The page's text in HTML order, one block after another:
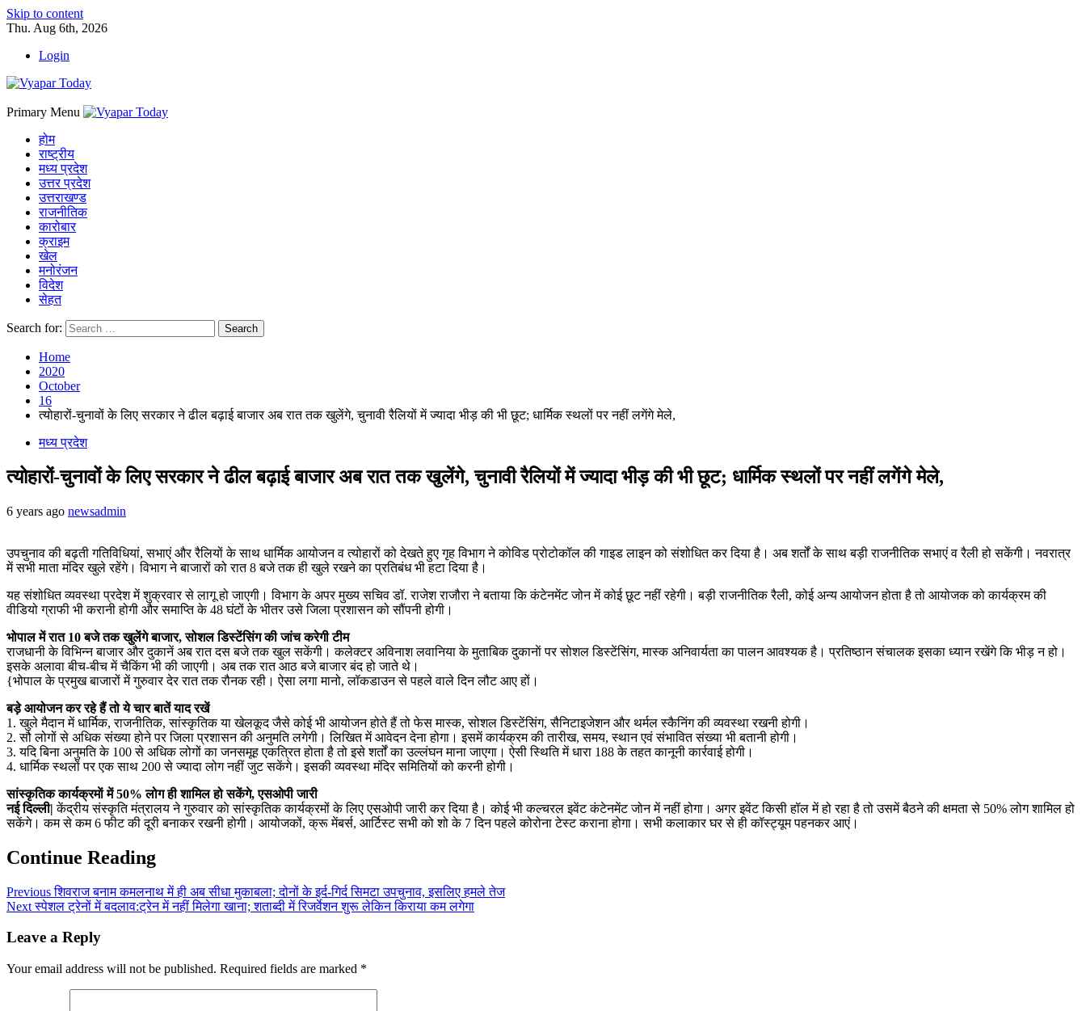
Skip to content
Thu. Aug 6th, 2026
Login
Primary Menu
होम
राष्ट्रीय
मध्य प्रदेश
उत्तर प्रदेश
उत्तराखण्ड
राजनीतिक
कारोबार
क्राइम
खेल
मनोरंजन
विदेश
सेहत
Search for:
Home
2020
October
16
त्योहारों-चुनावों के लिए सरकार ने ढील बढ़ाई बाजार अब रात तक खुलेंगे, चुनावी रैलियों में ज्यादा भीड़ की भी छूट; धार्मिक स्थलों पर नहीं लगेंगे मेले,
मध्य प्रदेश
त्योहारों-चुनावों के लिए सरकार ने ढील बढ़ाई बाजार अब रात तक खुलेंगे, चुनावी रैलियों में ज्यादा भीड़ की भी छूट; धार्मिक स्थलों पर नहीं लगेंगे मेले,
6 years ago newsadmin
उपचुनाव की बढ़ती गतिविधियां, सभाएं और रैलियों के साथ धार्मिक आयोजन व त्योहारों को देखते हुए गृह विभाग ने कोविड प्रोटोकॉल की गाइड लाइन को संशोधित कर दिया है। अब शर्तों के साथ बड़ी राजनीतिक सभाएं व रैली हो सकेंगी। नवरात्र
में सभी माता मंदिर खुले रहेंगे। विभाग ने बाजारों को रात 8 बजे तक ही खुले रखने का प्रतिबंध भी हटा दिया है।
यह संशोधित व्यवस्था प्रदेश में शुक्रवार से लागू हो जाएगी। विभाग के अपर मुख्य सचिव डॉ. राजेश राजौरा ने बताया कि कंटेनमेंट जोन में कोई छूट नहीं रहेगी। बड़ी राजनीतिक रैली, कोई अन्य आयोजन होता है तो आयोजक को कार्यक्रम की
वीडियो ग्राफी भी करानी होगी और समाप्ति के 48 घंटों के भीतर उसे जिला प्रशासन को सौंपनी होगी।
भोपाल में रात 10 बजे तक खुलेंगे बाजार, सोशल डिस्टेंसिंग की जांच करेगी टीम
राजधानी के विभिन्न बाजार और दुकानें अब रात दस बजे तक खुल सकेंगी। कलेक्टर अविनाश लवानिया के मुताबिक दुकानाें पर सोशल डिस्टेंसिंग, मास्क अनिवार्यता का पालन आवश्यक है। प्रतिष्ठान संचालक इसका ध्यान रखेंगे कि भीड़ न हो।
इसके अलावा बीच-बीच में चैकिंग भी की जाएगी। अब तक रात आठ बजे बाजार बंद हो जाते थे।
{भोपाल के प्रमुख बाजारों में गुरुवार देर रात तक रौनक रही। ऐसा लगा मानो, लॉकडाउन से पहले वाले दिन लौट आए हों।
बड़े आयोजन कर रहे हैं तो ये चार बातें याद रखें
1. खुले मैदान में धार्मिक, राजनीतिक, सांस्कृतिक या खेलकूद जैसे कोई भी आयोजन होते हैं तो फेस मास्क, सोशल डिस्टेंसिंग, सैनिटाइजेशन और थर्मल स्कैनिंग की व्यवस्था रखनी होगी।
2. सौ लोगों से अधिक संख्या होने पर जिला प्रशासन की अनुमति लगेगी। लिखित में आवेदन देना होगा। इसमें कार्यक्रम की तारीख, समय, स्थान एवं संभावित संख्या भी बतानी होगी।
3. यदि बिना अनुमति के 100 से अधिक लोगों का जनसमूह एकत्रित होता है तो इसे शर्तों का उल्लंघन माना जाएगा। ऐसी स्थिति में धारा 188 के तहत कानूनी कार्रवाई होगी।
4. धार्मिक स्थलों पर एक साथ 200 से ज्यादा लोग नहीं जुट सकेंगे। इसकी व्यवस्था मंदिर समितियों को करनी होगी।
सांस्कृतिक कार्यक्रमाें में 50% लोग ही शामिल हो सकेंगे, एसओपी जारी
नई दिल्ली|केंद्रीय संस्कृति मंत्रालय ने गुरुवार काे सांस्कृतिक कार्यक्रमों के लिए एसओपी जारी कर दिया है। काेई भी कल्चरल इवेंट कंटेनमेंट जोन में नहीं होगा। अगर इवेंट किसी हॉल में हो रहा है तो उसमें बैठने की क्षमता से 50% लोग शामिल हो
सकेंगे। कम से कम 6 फीट की दूरी बनाकर रखनी होगी। आयोजकों, क्रू मेंबर्स, आर्टिस्ट सभी को शो के 7 दिन पहले कोरोना टेस्ट कराना होगा। सभी कलाकार घर से ही कॉस्ट्यूम पहनकर आएं।
Continue Reading
Previousशिवराज बनाम कमलनाथ में ही अब सीधा मुकाबला; दोनों के इर्द-गिर्द सिमटा उपचुनाव, इसलिए हमले तेज
Nextस्पेशल ट्रेनों में बदलाव:ट्रेन में नहीं मिलेगा खाना; शताब्दी में रिजर्वेशन शुरू लेकिन किराया कम लगेगा
Leave a Reply
Your email address will not be published. Required fields are marked *